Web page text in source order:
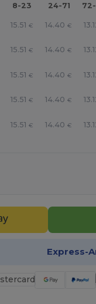
8-23 24-71
15.51 € 14.40 €
15.51 € 14.40 €
15.51 € 14.40 €
15.51 € 14.40 €
15.51 € 14.40 €
Express-